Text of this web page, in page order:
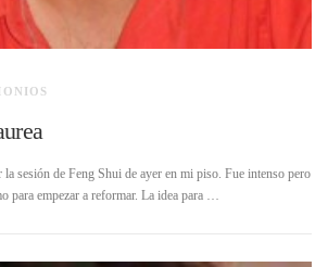
sesión de Feng Shui de ayer en mi piso. Fue intenso pero
para empezar a reformar. La idea para …